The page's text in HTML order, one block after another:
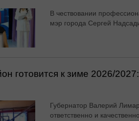
В чествовании
мэр города Сергей
готовится к зиме 2026/
Губернатор Валерий
ответственно и качественно